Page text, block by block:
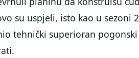
su uspjeli, isto kao u sezoni
tehnički superioran pogonski